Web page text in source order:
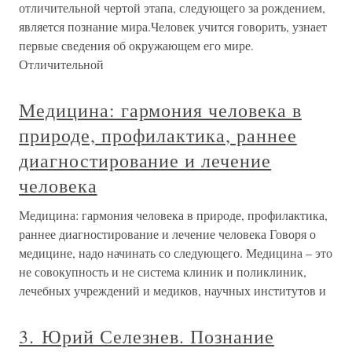
отличительной чертой этапа, следующего за рождением,
является познание мира.Человек учится говорить, узнает
первые сведения об окружающем его мире.
Отличительной
Медицина: гармония человека в
природе, профилактика, раннее
диагностирование и лечение
человека
Медицина: гармония человека в природе, профилактика,
раннее диагностирование и лечение человека Говоря о
медицине, надо начинать со следующего. Медицина – это
не совокупность и не система клиник и поликлиник,
лечебных учреждений и медиков, научных институтов и
3. Юрий Селезнев. Познание